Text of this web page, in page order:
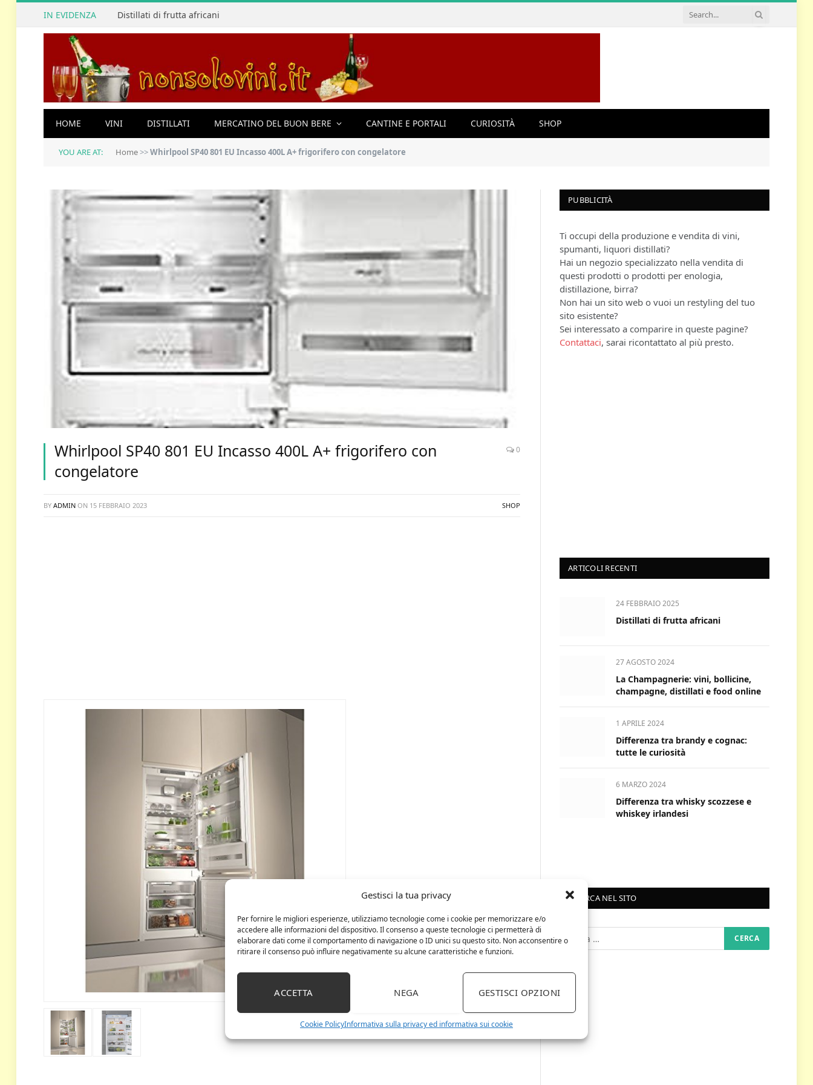
Gestisci la tua privacy
Per fornire le migliori esperienze, utilizziamo tecnologie come i cookie per memorizzare e/o
accedere alle informazioni del dispositivo. Il consenso a queste tecnologie ci permetterà di
elaborare dati come il comportamento di navigazione o ID unici su questo sito. Non acconsentire o
ritirare il consenso può influire negativamente su alcune caratteristiche e funzioni.
ACCETTA NEGA GESTISCI OPZIONI
Cookie PolicyInformativa sulla privacy ed informativa sui cookie
IN EVIDENZA Distillati di frutta africani
HOME VINI DISTILLATI MERCATINO DEL BUON BERE CANTINE E PORTALI CURIOSITÀ SHOP
YOU ARE AT: Home>>Whirlpool SP40 801 EU Incasso 400L A+ frigorifero con congelatore
Whirlpool SP40 801 EU Incasso 400L A+ frigorifero con
congelatore
0
BY ADMIN ON 15 FEBBRAIO 2023 SHOP
PUBBLICITÀ
Ti occupi della produzione e vendita di vini,
spumanti, liquori distillati?
Hai un negozio specializzato nella vendita di
questi prodotti o prodotti per enologia,
distillazione, birra?
Non hai un sito web o vuoi un restyling del tuo
sito esistente?
Sei interessato a comparire in queste pagine?
Contattaci, sarai ricontattato al più presto.
ARTICOLI RECENTI
24 FEBBRAIO 2025
Distillati di frutta africani
27 AGOSTO 2024
La Champagnerie: vini, bollicine,
champagne, distillati e food online
1 APRILE 2024
Differenza tra brandy e cognac:
tutte le curiosità
6 MARZO 2024
Differenza tra whisky scozzese e
whiskey irlandesi
RICERCA NEL SITO